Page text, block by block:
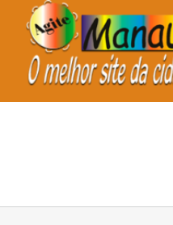
conteúdo